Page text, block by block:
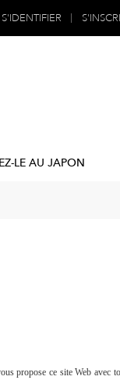
S'IDENTIFIER
LE AU JAPON
propose ce site Web avec